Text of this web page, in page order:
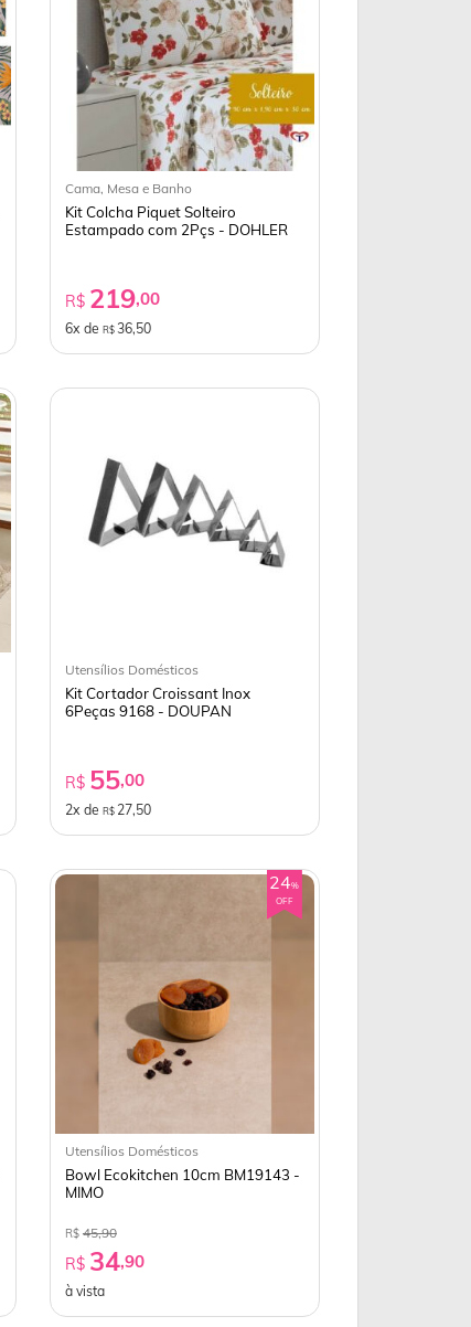
Cama, Mesa e Banho
Kit Colcha Piquet Solteiro
Estampado com 2Pçs - DOHLER
R$ 219,00
6x de R$36,50
Utensílios Domésticos
Kit Cortador Croissant Inox
6Peças 9168 - DOUPAN
R$ 55,00
2x de R$ 27,50
24%
OFF
Utensílios Domésticos
Bowl Ecokitchen 10cm BM19143 -
MIMO
R$ 45,90
R$ 34,90
à vista